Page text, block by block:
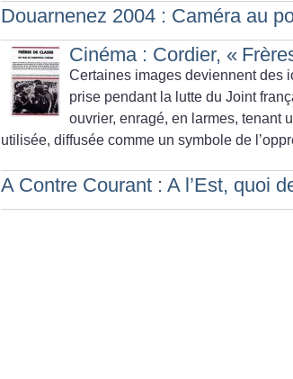
Douarnenez 2004 : Caméra au
Cinéma : Cordier, «
Certaines images deviennent des
prise pendant la lutte du Joint
ouvrier, enragé, en larmes, tenant
utilisée, diffusée comme un symbole de
A Contre Courant : A l’Est, quoi